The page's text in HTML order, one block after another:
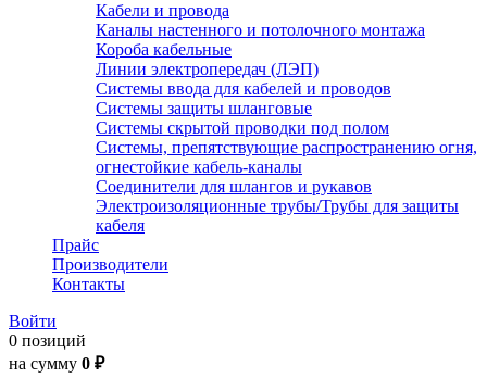
Кабели и провода
Каналы настенного и потолочного монтажа
Короба кабельные
Линии электропередач (ЛЭП)
Системы ввода для кабелей и проводов
Системы защиты шланговые
Системы скрытой проводки под полом
Системы, препятствующие распространению огня,
огнестойкие кабель-каналы
Соединители для шлангов и рукавов
Электроизоляционные трубы/Трубы для защиты
кабеля
Прайс
Производители
Контакты
Войти
0 позиций
на сумму 0 ₽